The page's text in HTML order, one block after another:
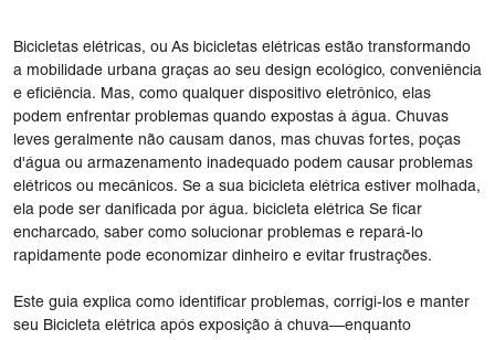
Bicicletas elétricas, ou As bicicletas elétricas estão transformando
a mobilidade urbana graças ao seu design ecológico, conveniência
e eficiência. Mas, como qualquer dispositivo eletrônico, elas
podem enfrentar problemas quando expostas à água. Chuvas
leves geralmente não causam danos, mas chuvas fortes, poças
d'água ou armazenamento inadequado podem causar problemas
elétricos ou mecânicos. Se a sua bicicleta elétrica estiver molhada,
ela pode ser danificada por água. bicicleta elétrica Se ficar
encharcado, saber como solucionar problemas e repará-lo
rapidamente pode economizar dinheiro e evitar frustrações.
Este guia explica como identificar problemas, corrigi-los e manter
seu Bicicleta elétrica após exposição à chuva—enquanto